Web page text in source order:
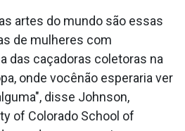
artes do mundo são essas
de mulheres com
das caçadoras coletoras na
onde vocênão esperaria ver
disse Johnson,
of Colorado School of